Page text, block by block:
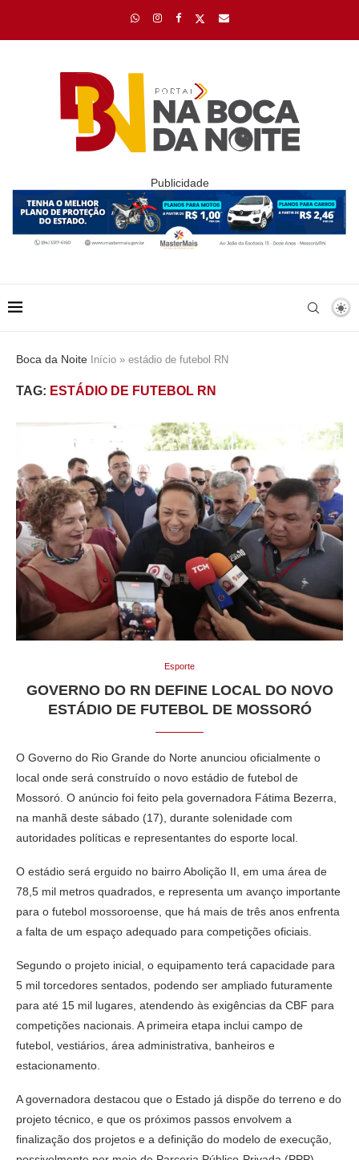
Publicidade
Boca da Noite Início » estádio de futebol RN
TAG: ESTÁDIO DE FUTEBOL RN
Esporte
GOVERNO DO RN DEFINE LOCAL DO NOVO
ESTÁDIO DE FUTEBOL DE MOSSORÓ
O Governo do Rio Grande do Norte anunciou oficialmente o
local onde será construído o novo estádio de futebol de
Mossoró. O anúncio foi feito pela governadora Fátima Bezerra,
na manhã deste sábado (17), durante solenidade com
autoridades políticas e representantes do esporte local.
O estádio será erguido no bairro Abolição II, em uma área de
78,5 mil metros quadrados, e representa um avanço importante
para o futebol mossoroense, que há mais de três anos enfrenta
a falta de um espaço adequado para competições oficiais.
Segundo o projeto inicial, o equipamento terá capacidade para
5 mil torcedores sentados, podendo ser ampliado futuramente
para até 15 mil lugares, atendendo às exigências da CBF para
competições nacionais. A primeira etapa inclui campo de
futebol, vestiários, área administrativa, banheiros e
estacionamento.
A governadora destacou que o Estado já dispõe do terreno e do
projeto técnico, e que os próximos passos envolvem a
finalização dos projetos e a definição do modelo de execução,